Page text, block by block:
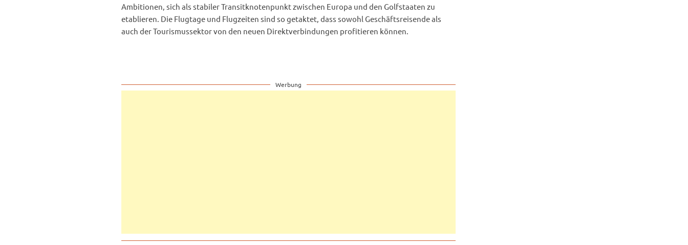
Ambitionen, sich als stabiler Transitknotenpunkt zwischen Europa und den Golfstaaten zu
etablieren. Die Flugtage und Flugzeiten sind so getaktet, dass sowohl Geschäftsreisende als
auch der Tourismussektor von den neuen Direktverbindungen profitieren können.
Werbung